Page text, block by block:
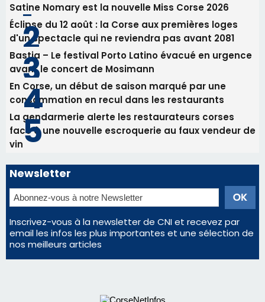
Satine Nomary est la nouvelle Miss Corse 2026
Éclipse du 12 août : la Corse aux premières loges
d'un spectacle qui ne reviendra pas avant 2081
Bastia – Le festival Porto Latino évacué en urgence
avant le concert de Mosimann
En Corse, un début de saison marqué par une
consommation en recul dans les restaurants
La gendarmerie alerte les restaurateurs corses
face à une nouvelle escroquerie au faux vendeur de
vin
Newsletter
Inscrivez-vous à la newsletter de CNI et recevez par
email les infos les plus importantes et une sélection de
nos meilleurs articles